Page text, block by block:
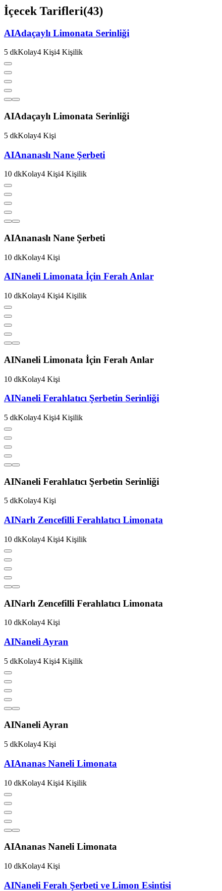
İçecek Tarifleri(43)
AIAdaçaylı Limonata Serinliği
5 dkKolay4 Kişi4 Kişilik
AIAdaçaylı Limonata Serinliği
5 dkKolay4 Kişi
AIAnanaslı Nane Şerbeti
10 dkKolay4 Kişi4 Kişilik
AIAnanaslı Nane Şerbeti
10 dkKolay4 Kişi
AINaneli Limonata İçin Ferah Anlar
10 dkKolay4 Kişi4 Kişilik
AINaneli Limonata İçin Ferah Anlar
10 dkKolay4 Kişi
AINaneli Ferahlatıcı Şerbetin Serinliği
5 dkKolay4 Kişi4 Kişilik
AINaneli Ferahlatıcı Şerbetin Serinliği
5 dkKolay4 Kişi
AINarlı Zencefilli Ferahlatıcı Limonata
10 dkKolay4 Kişi4 Kişilik
AINarlı Zencefilli Ferahlatıcı Limonata
10 dkKolay4 Kişi
AINaneli Ayran
5 dkKolay4 Kişi4 Kişilik
AINaneli Ayran
5 dkKolay4 Kişi
AIAnanas Naneli Limonata
10 dkKolay4 Kişi4 Kişilik
AIAnanas Naneli Limonata
10 dkKolay4 Kişi
AINaneli Ferah Şerbeti ve Limon Esintisi